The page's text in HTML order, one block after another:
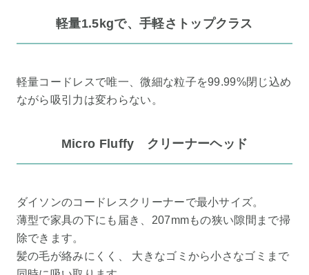
軽量1.5kgで、手軽さトップクラス
軽量コードレスで唯一、微細な粒子を99.99%閉じ込め
ながら吸引力は変わらない。
Micro Fluffy クリーナーヘッド
ダイソンのコードレスクリーナーで最小サイズ。
薄型で家具の下にも届き、207mmもの狭い隙間まで掃
除できます。
髪の毛が絡みにくく、 大きなゴミから小さなゴミまで